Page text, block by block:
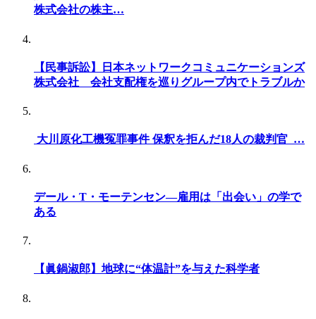
株式会社の株主…
【民事訴訟】日本ネットワークコミュニケーションズ
株式会社 会社支配権を巡りグループ内でトラブルか
大川原化工機冤罪事件 保釈を拒んだ18人の裁判官 …
デール・T・モーテンセン—雇用は「出会い」の学で
ある
【眞鍋淑郎】地球に“体温計”を与えた科学者